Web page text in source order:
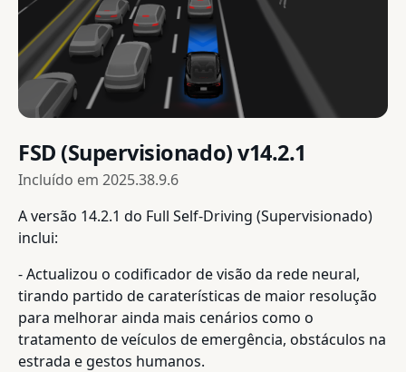
FSD (Supervisionado) v14.2.1
Incluído em 2025.38.9.6
A versão 14.2.1 do Full Self-Driving (Supervisionado)
inclui:
- Actualizou o codificador de visão da rede neural,
tirando partido de caraterísticas de maior resolução
para melhorar ainda mais cenários como o
tratamento de veículos de emergência, obstáculos na
estrada e gestos humanos.